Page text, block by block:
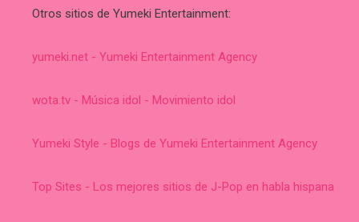
Otros sitios de Yumeki Entertainment:
yumeki.net - Yumeki Entertainment Agency
wota.tv - Música idol - Movimiento idol
Yumeki Style - Blogs de Yumeki Entertainment Agency
Top Sites - Los mejores sitios de J-Pop en habla hispana